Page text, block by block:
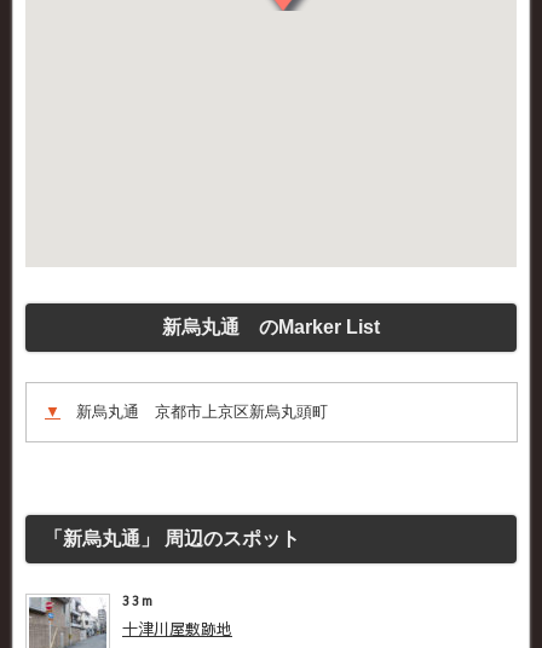
新烏丸通 のMarker List
▼ 新烏丸通 京都市上京区新烏丸頭町
「新烏丸通」 周辺のスポット
33m
十津川屋敷跡地